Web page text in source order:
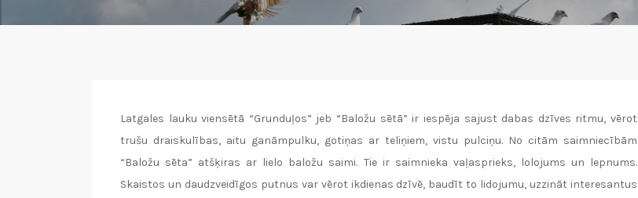
Latgales lauku viensētā “Grunduļos” jeb “Baložu sētā” ir iespēja sajust dabas dzīves ritmu, vērot
trušu draiskulības, aitu ganāmpulku, gotiņas ar teliņiem, vistu pulciņu. No citām saimniecībām
“Baložu sēta” atšķiras ar lielo baložu saimi. Tie ir saimnieka vaļasprieks, lolojums un lepnums.
Skaistos un daudzveidīgos putnus var vērot ikdienas dzīvē, baudīt to lidojumu, uzzināt interesantus